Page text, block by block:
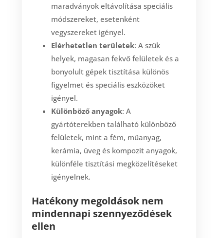
maradványok eltávolítása speciális
módszereket, esetenként
vegyszereket igényel.
Elérhetetlen területek: A szűk
helyek, magasan fekvő felületek és a
bonyolult gépek tisztítása különös
figyelmet és speciális eszközöket
igényel.
Különböző anyagok: A
gyártóterekben található különböző
felületek, mint a fém, műanyag,
kerámia, üveg és kompozit anyagok,
különféle tisztítási megközelítéseket
igényelnek.
Hatékony megoldások nem
mindennapi szennyeződések
ellen